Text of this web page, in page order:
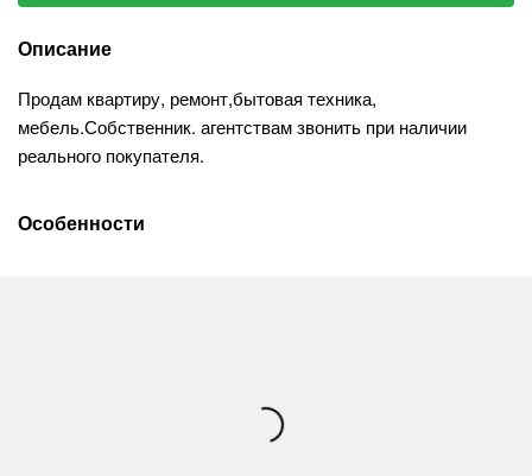
Описание
Продам квартиру, ремонт,бытовая техника,
мебель.Собственник. агентствам звонить при наличии
реального покупателя.
Особенности